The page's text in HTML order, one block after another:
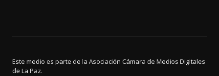
Este medio es parte de la Asociación Cámara de Medios Digitales
de La Paz.